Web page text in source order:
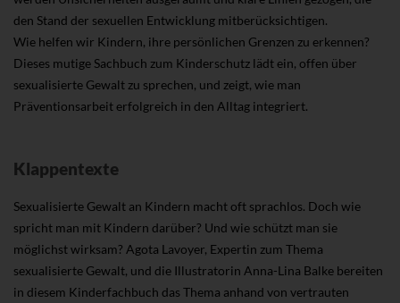
den Stand der sexuellen Entwicklung mitberücksichtigen.
Wie helfen wir Kindern, ihre persönlichen Grenzen zu erkennen?
Dieses mutige Sachbuch zum Kinderschutz lädt ein, offen über
sexualisierte Gewalt zu sprechen, und zeigt, wie man
Präventionsarbeit erfolgreich in den Alltag integriert.
Klappentexte
Sexualisierte Gewalt an Kindern macht oft sprachlos. Doch wie
spricht man mit Kindern darüber? Und wie schützt man sie
möglichst wirksam? Agota Lavoyer, Expertin zum Thema
sexualisierte Gewalt, und die Illustratorin Anna-Lina Balke bereiten
in diesem Kinderfachbuch das Thema anhand von vertrauten